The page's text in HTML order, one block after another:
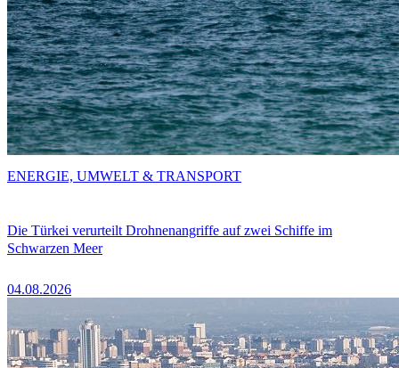
Die Türkei verurteilt Drohnenangriffe auf zwei Schiffe im
Schwarzen Meer
04.08.2026
ENERGIE, UMWELT & TRANSPORT